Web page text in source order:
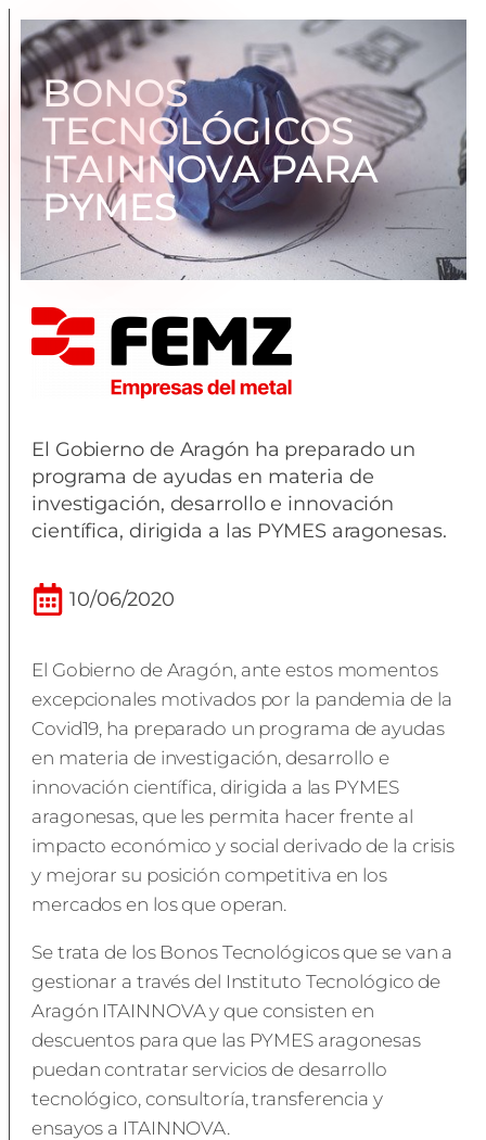
BONOS
TECNOLÓGICOS
ITAINNOVA PARA
PYMES
El Gobierno de Aragón ha preparado un
programa de ayudas en materia de
investigación, desarrollo e innovación
científica, dirigida a las PYMES aragonesas.
10/06/2020
El Gobierno de Aragón, ante estos momentos
excepcionales motivados por la pandemia de la
Covid19, ha preparado un programa de ayudas
en materia de investigación, desarrollo e
innovación científica, dirigida a las PYMES
aragonesas, que les permita hacer frente al
impacto económico y social derivado de la crisis
y mejorar su posición competitiva en los
mercados en los que operan.
Se trata de los Bonos Tecnológicos que se van a
gestionar a través del Instituto Tecnológico de
Aragón ITAINNOVA y que consisten en
descuentos para que las PYMES aragonesas
puedan contratar servicios de desarrollo
tecnológico, consultoría, transferencia y
ensayos a ITAINNOVA.